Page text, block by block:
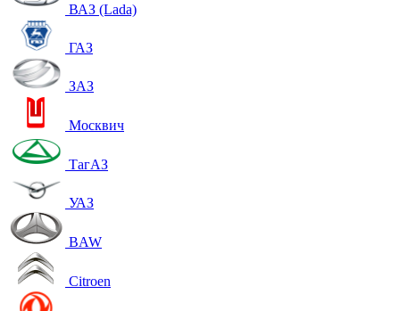
ВАЗ (Lada)
ГАЗ
ЗАЗ
Москвич
ТагАЗ
УАЗ
BAW
Citroen